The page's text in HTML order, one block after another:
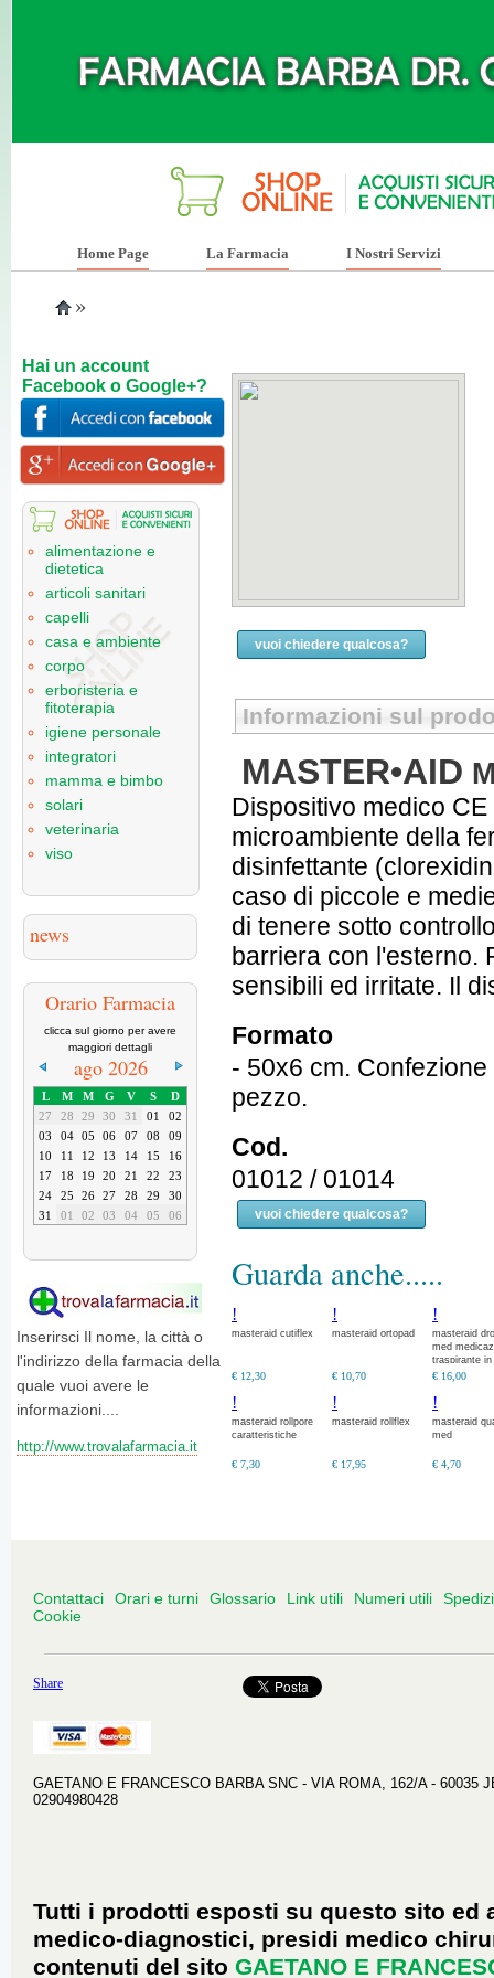
Hai un account
Facebook o Google+?
alimentazione e
dietetica
articoli sanitari
capelli
casa e ambiente
corpo
erboristeria e
fitoterapia
igiene personale
integratori
mamma e bimbo
solari
veterinaria
viso
news
Orario Farmacia
clicca sul giorno per avere
maggiori dettagli
ago 2026
L M M G V S
D
27
28 29 30 31 01
02
03
04 05 06 07 08
09
10
11 12 13 14 15
16
17
18 19 20 21 22
23
24
25 26 27 28 29
30
31
01 02 03 04 05 06
Inserirsci Il nome, la città o
l'indirizzo della farmacia della
quale vuoi avere le
informazioni....
http://www.trovalafarmacia.it
Home Page La Farmacia I Nostri Servizi
»
vuoi chiedere qualcosa?
Informazioni sul
MASTER•AID
Dispositivo medico
microambiente della
disinfettante
caso di piccole e
di tenere sotto
barriera con l'esterno.
sensibili ed irritate. Il
Formato
- 50x6 cm.
pezzo.
Cod.
01012 / 01014
vuoi chiedere qualcosa?
Guarda anche.....
!
masteraid cutiflex
€ 12,30
!
masteraid ortopad
€ 10,70
!
masteraid
med
traspirante in
tessuto non
un tampone
assorbente
sostanza
disinfettante
€ 16,00
!
masteraid rollpore
caratteristiche
€ 7,30
!
masteraid rollflex
€ 17,95
!
masteraid
med
€ 4,70
Contattaci Orari e turni Glossario Link utili Numeri utili
Cookie
Share
GAETANO E FRANCESCO BARBA SNC - VIA ROMA, 162/A - 60035
02904980428
Tutti i prodotti esposti su questo sito
medico-diagnostici, presidi medico
contenuti del sito GAETANO E